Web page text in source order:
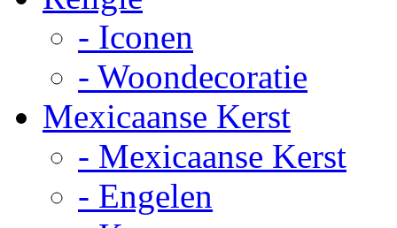
- Iconen
- Woondecoratie
Mexicaanse Kerst
- Mexicaanse Kerst
- Engelen